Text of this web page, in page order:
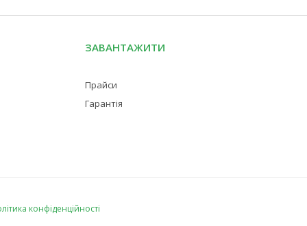
ЗАВАНТАЖИТИ
Прайси
Гарантія
конфіденційності